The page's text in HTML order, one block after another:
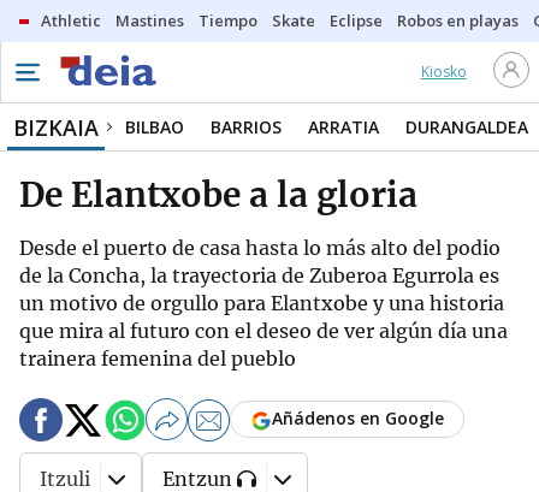
Athletic Mastines Tiempo Skate Eclipse Robos en playas
Kiosko
BIZKAIA BILBAO BARRIOS ARRATIA DURANGALDEA
De Elantxobe a la gloria
Desde el puerto de casa hasta lo más alto del podio
de la Concha, la trayectoria de Zuberoa Egurrola es
un motivo de orgullo para Elantxobe y una historia
que mira al futuro con el deseo de ver algún día una
trainera femenina del pueblo
Añádenos en Google
Itzuli Entzun